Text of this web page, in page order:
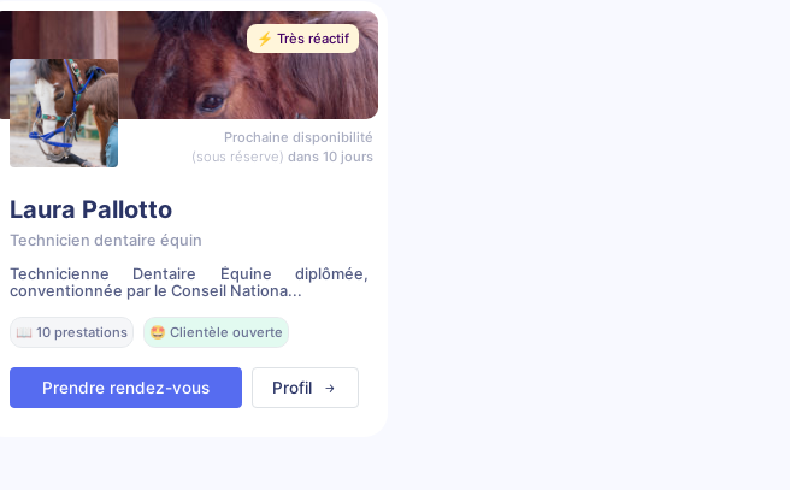
⚡️ Très réactif
Prochaine disponibilité
(sous réserve) dans 10 jours
Laura Pallotto
Technicien dentaire équin
Technicienne Dentaire Équine diplômée,
conventionnée par le Conseil Nationa...
📖 10 prestations 🤩 Clientèle ouverte
Prendre rendez-vous Profil